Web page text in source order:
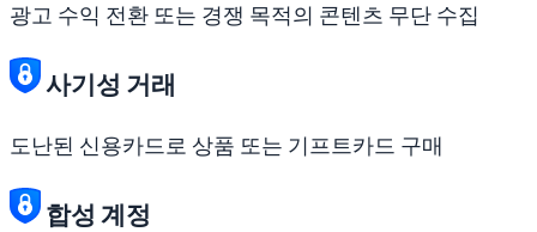
광고 수익 전환 또는 경쟁 목적의 콘텐츠 무단 수집
사기성 거래
도난된 신용카드로 상품 또는 기프트카드 구매
합성 계정